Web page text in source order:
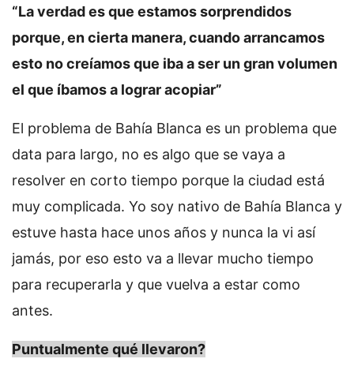
“La verdad es que estamos sorprendidos
porque, en cierta manera, cuando arrancamos
esto no creíamos que iba a ser un gran volumen
el que íbamos a lograr acopiar”
El problema de Bahía Blanca es un problema que
data para largo, no es algo que se vaya a
resolver en corto tiempo porque la ciudad está
muy complicada. Yo soy nativo de Bahía Blanca y
estuve hasta hace unos años y nunca la vi así
jamás, por eso esto va a llevar mucho tiempo
para recuperarla y que vuelva a estar como
antes.
Puntualmente qué llevaron?